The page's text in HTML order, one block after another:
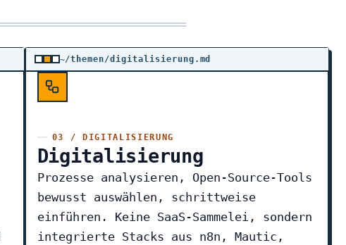
~/themen/digitalisierung.md
03 / DIGITALISIERUNG
Digitalisierung
Prozesse analysieren, Open-Source-Tools
bewusst auswählen, schrittweise
einführen. Keine SaaS-Sammelei, sondern
integrierte Stacks aus n8n, Mautic,